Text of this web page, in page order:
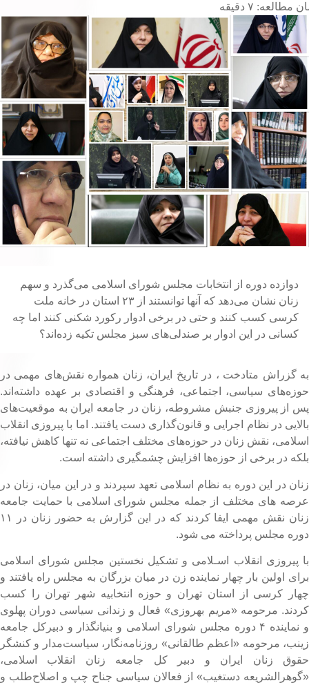
مطالعه: ۷ دقیقه
دوازده دوره از انتخابات مجلس شورای اسلامی می‌گذرد و سهم
زنان نشان می‌دهد که آنها توانستند از ۲۳ استان در خانه ملت
کرسی کسب کنند و حتی در برخی ادوار رکورد شکنی کنند اما چه
کسانی در این ادوار بر صندلی‌های سبز مجلس تکیه زده‌اند؟
گزراش متادخت ، در تاریخ ایران، زنان همواره نقش‌های مهمی در
سیاسی، اجتماعی، فرهنگی و اقتصادی بر عهده داشته‌اند.
از پیروزی جنبش مشروطه، زنان در جامعه ایران به موقعیت‌های
در نظام اجرایی و قانون‌گذاری دست یافتند. اما با پیروزی انقلاب
نقش زنان در حوزه‌های مختلف اجتماعی نه تنها کاهش نیافته،
در برخی از حوزه‌ها افزایش چشمگیری داشته است.
در این دوره به نظام اسلامی تعهد سپردند و در این میان، زنان در
های مختلف از جمله مجلس شورای اسلامی با حمایت جامعه
زنان نقش مهمی ایفا کردند که در این گزارش به حضور زنان در ۱۱
مجلس پرداخته می شود.
پیروزی انقلاب اسـلامی و تشکیل نخستین مجلس شورای اسلامی
اولین بار چهار نماینده زن در میان بزرگان به مجلس راه یافتند و
کرسی از استان تهران و حوزه انتخابیه شهر تهران را کسب
مرحومه «مریم بهروزی» فعال و زندانی سیاسی دوران پهلوی
و نماینده ۴ دوره مجلس شورای اسلامی و بنیانگذار و دبیرکل جامعه
مرحومه «اعظم طالقانی» روزنامه‌نگار، سیاست‌مدار و کنشگر
زنان ایران و دبیر کل جامعه زنان انقلاب اسلامی،
دستغیب» از فعالان سیاسی جناح چپ و اصلاح‌طلب و